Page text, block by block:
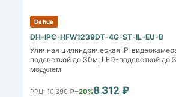
Dahua
DH-IPC-HFW1239DT-4G-ST-IL-EU-B
Уличная цилиндрическая IP-
подсветкой до 30м, LED-подсветкой до
модулем
РРЦ: 10 390 ₽−20%8 312 ₽